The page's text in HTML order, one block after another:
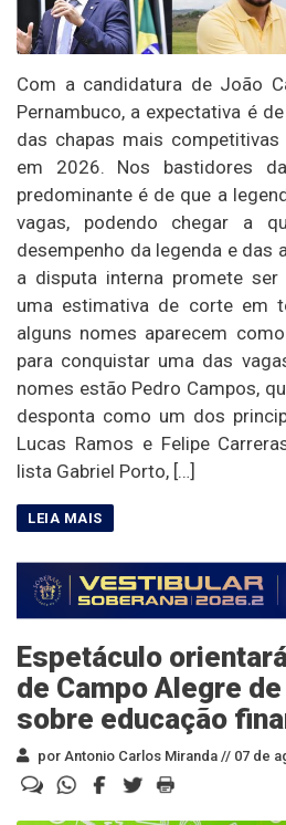
Com a candidatura de João
Pernambuco, a expectativa é
das chapas mais
em 2026. Nos bastidores
predominante é de que a
vagas, podendo chegar a
desempenho da legenda e das
a disputa interna promete ser
uma estimativa de corte em
alguns nomes aparecem
para conquistar uma das
nomes estão Pedro Campos,
desponta como um dos
Lucas Ramos e Felipe
lista Gabriel Porto, […]
Espetáculo
de Campo Alegre
sobre educação
por Antonio Carlos Miranda // 07 de